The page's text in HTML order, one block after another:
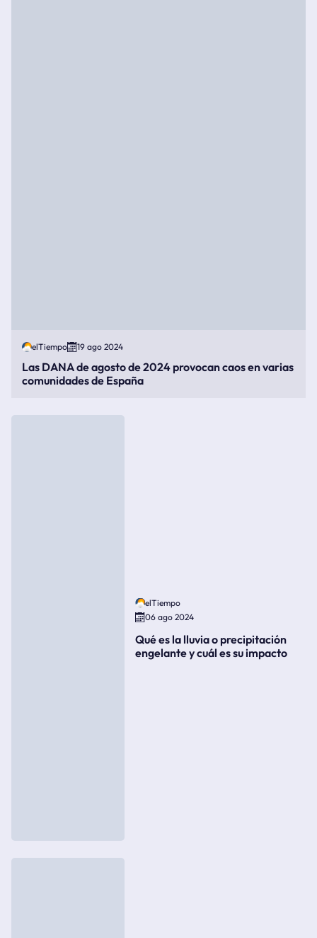
elTiempo 19 ago 2024
Las DANA de agosto de 2024 provocan caos en varias
comunidades de España
elTiempo
06 ago 2024
Qué es la lluvia o precipitación
engelante y cuál es su impacto